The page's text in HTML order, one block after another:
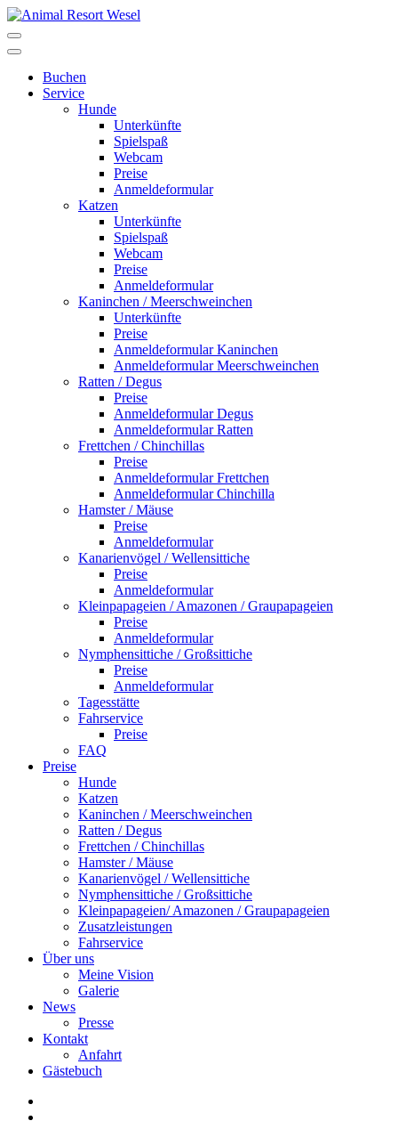
Buchen
Service
Hunde
Unterkünfte
Spielspaß
Webcam
Preise
Anmeldeformular
Katzen
Unterkünfte
Spielspaß
Webcam
Preise
Anmeldeformular
Kaninchen / Meerschweinchen
Unterkünfte
Preise
Anmeldeformular Kaninchen
Anmeldeformular Meerschweinchen
Ratten / Degus
Preise
Anmeldeformular Degus
Anmeldeformular Ratten
Frettchen / Chinchillas
Preise
Anmeldeformular Frettchen
Anmeldeformular Chinchilla
Hamster / Mäuse
Preise
Anmeldeformular
Kanarienvögel / Wellensittiche
Preise
Anmeldeformular
Kleinpapageien / Amazonen / Graupapageien
Preise
Anmeldeformular
Nymphensittiche / Großsittiche
Preise
Anmeldeformular
Tagesstätte
Fahrservice
Preise
FAQ
Preise
Hunde
Katzen
Kaninchen / Meerschweinchen
Ratten / Degus
Frettchen / Chinchillas
Hamster / Mäuse
Kanarienvögel / Wellensittiche
Nymphensittiche / Großsittiche
Kleinpapageien/ Amazonen / Graupapageien
Zusatzleistungen
Fahrservice
Über uns
Meine Vision
Galerie
News
Presse
Kontakt
Anfahrt
Gästebuch